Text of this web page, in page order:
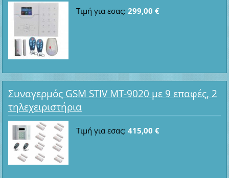
Τιμή για εσας: 299,00 €
Συναγερμός GSM STIV MT-9020 με 9 επαφές, 2
τηλεχειριστήρια
Τιμή για εσας: 415,00 €